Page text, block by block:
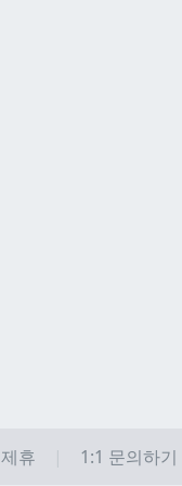
제휴 1:1 문의하기